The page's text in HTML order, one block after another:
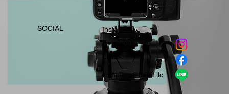
​SOCIAL
Instagram
​Facebook
company＠habit.llc